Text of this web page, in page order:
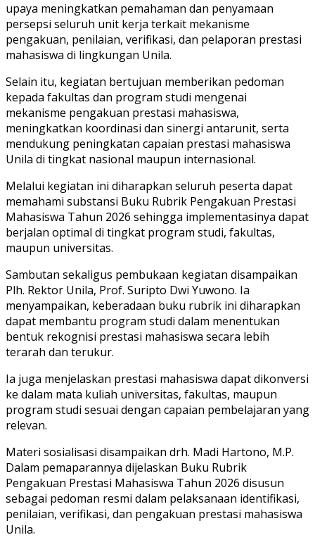
upaya meningkatkan pemahaman dan penyamaan
persepsi seluruh unit kerja terkait mekanisme
pengakuan, penilaian, verifikasi, dan pelaporan prestasi
mahasiswa di lingkungan Unila.
Selain itu, kegiatan bertujuan memberikan pedoman
kepada fakultas dan program studi mengenai
mekanisme pengakuan prestasi mahasiswa,
meningkatkan koordinasi dan sinergi antarunit, serta
mendukung peningkatan capaian prestasi mahasiswa
Unila di tingkat nasional maupun internasional.
Melalui kegiatan ini diharapkan seluruh peserta dapat
memahami substansi Buku Rubrik Pengakuan Prestasi
Mahasiswa Tahun 2026 sehingga implementasinya dapat
berjalan optimal di tingkat program studi, fakultas,
maupun universitas.
Sambutan sekaligus pembukaan kegiatan disampaikan
Plh. Rektor Unila, Prof. Suripto Dwi Yuwono. Ia
menyampaikan, keberadaan buku rubrik ini diharapkan
dapat membantu program studi dalam menentukan
bentuk rekognisi prestasi mahasiswa secara lebih
terarah dan terukur.
Ia juga menjelaskan prestasi mahasiswa dapat dikonversi
ke dalam mata kuliah universitas, fakultas, maupun
program studi sesuai dengan capaian pembelajaran yang
relevan.
Materi sosialisasi disampaikan drh. Madi Hartono, M.P.
Dalam pemaparannya dijelaskan Buku Rubrik
Pengakuan Prestasi Mahasiswa Tahun 2026 disusun
sebagai pedoman resmi dalam pelaksanaan identifikasi,
penilaian, verifikasi, dan pengakuan prestasi mahasiswa
Unila.